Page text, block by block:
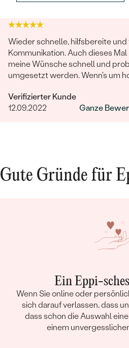
Wieder schnelle, hilfsbereite
Kommunikation. Auch dieses
meine Wünsche schnell und
umgesetzt werden. Wenn's um
ist Eppi meine Empfehlung!
Verifizierter Kunde
12.09.2022
Ganze
Gute Gründe für
Ein Eppi-
Wenn Sie online oder
sich darauf verlassen, dass
dass schon die Auswahl
einem